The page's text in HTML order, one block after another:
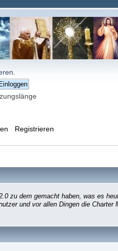
Registrieren
zu dem gemacht haben, was es
und vor allen Dingen die